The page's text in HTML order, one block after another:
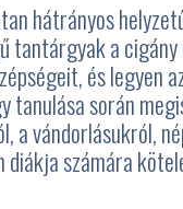
hátrányos
a cigány
és legyen
során
vándorlásukról,
számára